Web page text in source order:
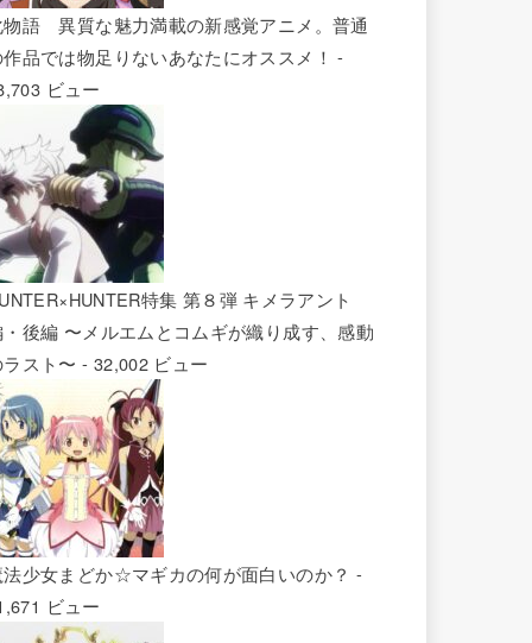
物語 異質な魅力満載の新感覚アニメ。普通
品では物足りないあなたにオススメ！ -
ビュー
特集 第８弾 キメラアント
後編 〜メルエムとコムギが織り成す、感動
スト〜 - 32,002 ビュー
少女まどか☆マギカの何が面白いのか？ -
ビュー